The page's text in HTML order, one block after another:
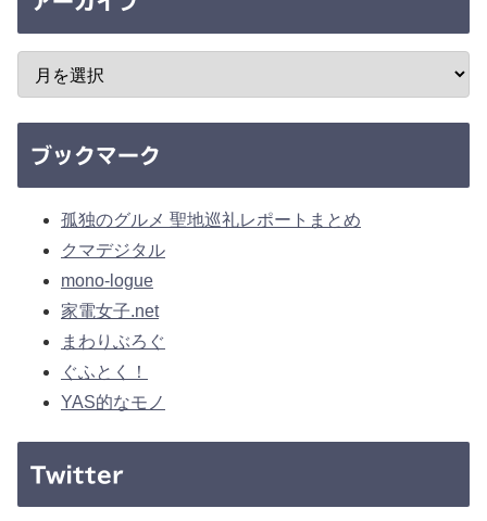
ブックマーク
孤独のグルメ 聖地巡礼レポートまとめ
クマデジタル
mono-logue
家電女子.net
まわりぶろぐ
ぐふとく！
YAS的なモノ
Twitter